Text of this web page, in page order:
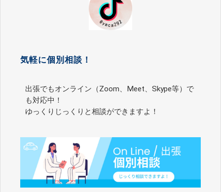
気軽に個別相談！
出張でもオンライン（Zoom、Meet、Skype等）で
も対応中！
ゆっくりじっくりと相談ができますよ！